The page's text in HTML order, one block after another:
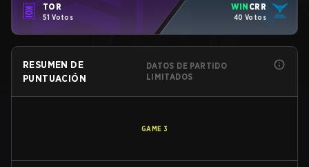
TOR
51 Votos
WIN CRR
40 Votos
RESUMEN DE
PUNTUACIÓN
DATOS DE PARTIDO
LIMITADOS
GAME 3